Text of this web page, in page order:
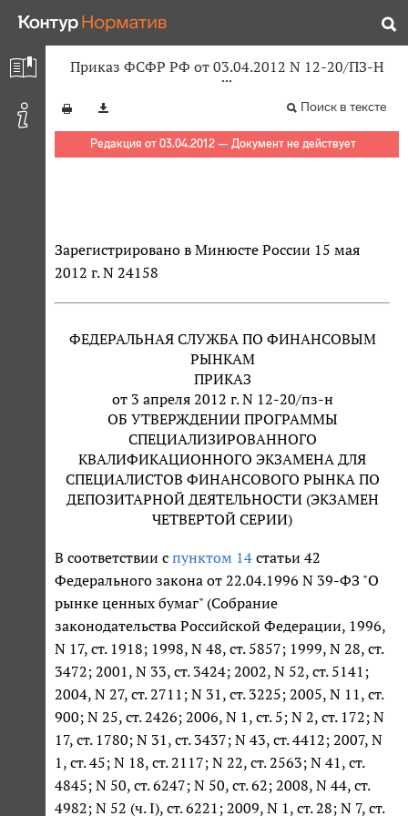
Приказ ФСФР РФ от 03.04.2012 N 12-20/ПЗ-Н
Поиск в тексте
Редакция от 03.04.2012 — Документ не действует
Зарегистрировано в Минюсте России 15 мая
2012 г. N 24158
ФЕДЕРАЛЬНАЯ СЛУЖБА ПО ФИНАНСОВЫМ
РЫНКАМ
ПРИКАЗ
от 3 апреля 2012 г. N 12-20/пз-н
ОБ УТВЕРЖДЕНИИ ПРОГРАММЫ
СПЕЦИАЛИЗИРОВАННОГО
КВАЛИФИКАЦИОННОГО ЭКЗАМЕНА ДЛЯ
СПЕЦИАЛИСТОВ ФИНАНСОВОГО РЫНКА ПО
ДЕПОЗИТАРНОЙ ДЕЯТЕЛЬНОСТИ (ЭКЗАМЕН
ЧЕТВЕРТОЙ СЕРИИ)
В соответствии с пунктом 14 статьи 42
Федерального закона от 22.04.1996 N 39-ФЗ "О
рынке ценных бумаг" (Собрание
законодательства Российской Федерации, 1996,
N 17, ст. 1918; 1998, N 48, ст. 5857; 1999, N 28, ст.
3472; 2001, N 33, ст. 3424; 2002, N 52, ст. 5141;
2004, N 27, ст. 2711; N 31, ст. 3225; 2005, N 11, ст.
900; N 25, ст. 2426; 2006, N 1, ст. 5; N 2, ст. 172; N
17, ст. 1780; N 31, ст. 3437; N 43, ст. 4412; 2007, N
1, ст. 45; N 18, ст. 2117; N 22, ст. 2563; N 41, ст.
4845; N 50, ст. 6247; N 50, ст. 62; 2008, N 44, ст.
4982; N 52 (ч. I), ст. 6221; 2009, N 1, ст. 28; N 7, ст.